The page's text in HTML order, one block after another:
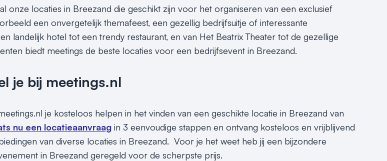
onze locaties in Breezand die geschikt zijn voor het organiseren van een exclusief
een onvergetelijk themafeest, een gezellig bedrijfsuitje of interessante
landelijk hotel tot een trendy restaurant, en van Het Beatrix Theater tot de gezellige
biedt meetings de beste locaties voor een bedrijfsevent in Breezand.
je bij meetings.nl
je kosteloos helpen in het vinden van een geschikte locatie in Breezand van
nu een locatieaanvraag in 3 eenvoudige stappen en ontvang kosteloos en vrijblijvend
van diverse locaties in Breezand. Voor je het weet heb jij een bijzondere
in Breezand geregeld voor de scherpste prijs.